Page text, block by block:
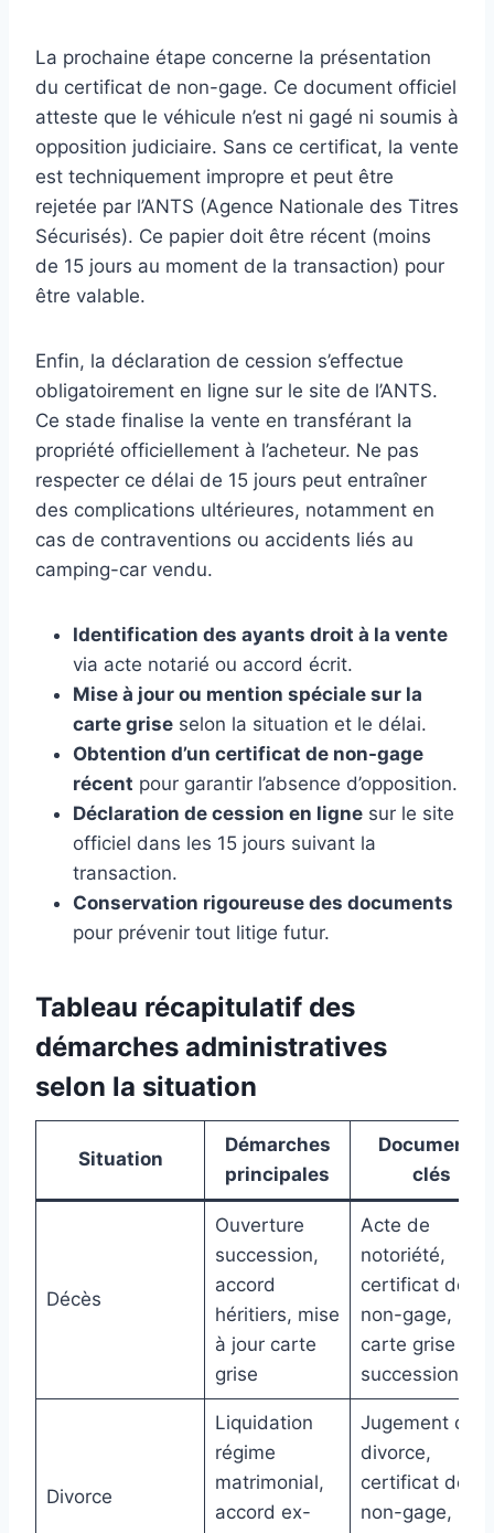
La prochaine étape concerne la présentation
du certificat de non-gage. Ce document officiel
atteste que le véhicule n’est ni gagé ni soumis à
opposition judiciaire. Sans ce certificat, la vente
est techniquement impropre et peut être
rejetée par l’ANTS (Agence Nationale des Titres
Sécurisés). Ce papier doit être récent (moins
de 15 jours au moment de la transaction) pour
être valable.
Enfin, la déclaration de cession s’effectue
obligatoirement en ligne sur le site de l’ANTS.
Ce stade finalise la vente en transférant la
propriété officiellement à l’acheteur. Ne pas
respecter ce délai de 15 jours peut entraîner
des complications ultérieures, notamment en
cas de contraventions ou accidents liés au
camping-car vendu.
Identification des ayants droit à la vente
via acte notarié ou accord écrit.
Mise à jour ou mention spéciale sur la
carte grise selon la situation et le délai.
Obtention d’un certificat de non-gage
récent pour garantir l’absence d’opposition.
Déclaration de cession en ligne sur le site
officiel dans les 15 jours suivant la
transaction.
Conservation rigoureuse des documents
pour prévenir tout litige futur.
Tableau récapitulatif des
démarches administratives
selon la situation
Situation
Démarches
principales
Documents
clés
Décès
Ouverture
succession,
accord
héritiers, mise
à jour carte
grise
Acte de
notoriété,
certificat de
non-gage,
carte grise «
succession »
Divorce
Liquidation
régime
matrimonial,
accord ex-
Jugement de
divorce,
certificat de
non-gage,